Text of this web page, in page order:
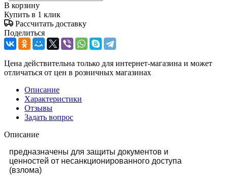
В корзину
Купить в 1 клик
Рассчитать доставку
Поделиться
Цена действительна только для интернет-магазина и может
отличаться от цен в розничных магазинах
Описание
Характеристики
Отзывы
Задать вопрос
Описание
предназначены для защиты документов и
ценностей от несанкционированного доступа
(взлома)